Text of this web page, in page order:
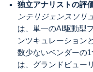
独立アナリストの評
ンテリジェンスソリ
は、単一のAI駆動型
ンツキュレーション
数少ないベンダーの
は、グランドビュー